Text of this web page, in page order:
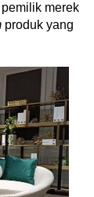
merek
produk yang